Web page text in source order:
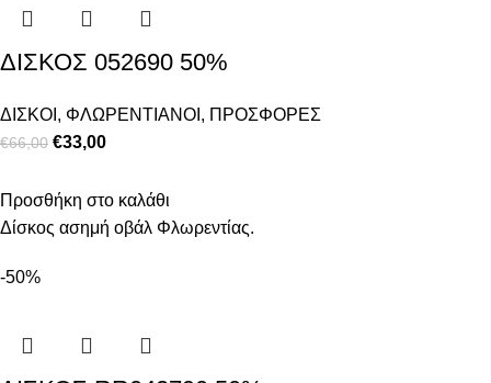
ΔΙΣΚΟΣ 052690 50%
ΔΙΣΚΟΙ , ΦΛΩΡΕΝΤΙΑΝΟΙ , ΠΡΟΣΦΟΡΕΣ
€66,00 €33,00
Προσθήκη στο καλάθι
Δίσκος ασημή οβάλ Φλωρεντίας.
-50%